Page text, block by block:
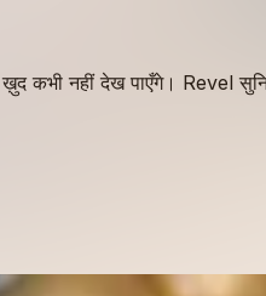
कभी नहीं देख पाएँगे। Revel